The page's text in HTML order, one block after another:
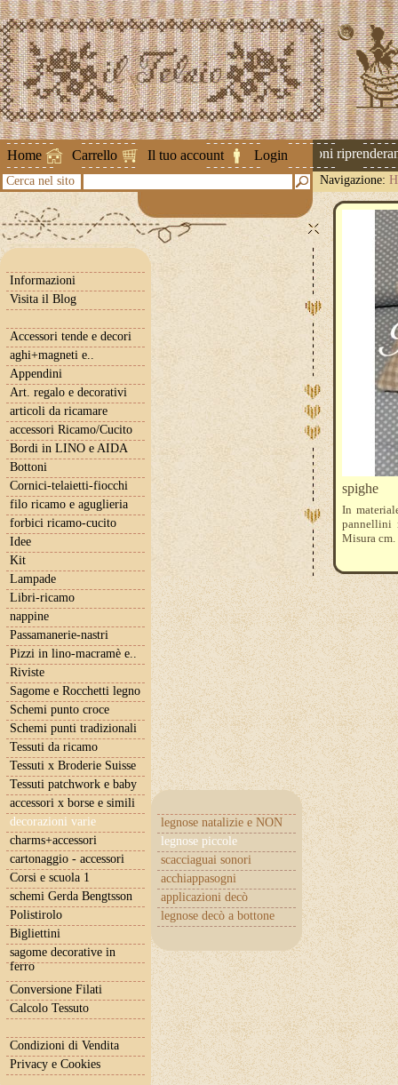
Home Carrello Il tuo account Login
Attenzione ! Le spedizioni
Cerca nel sito Navigazione:
Informazioni
Visita il Blog
Accessori tende e decori
aghi+magneti e..
Appendini
Art. regalo e decorativi
articoli da ricamare
accessori Ricamo/Cucito
Bordi in LINO e AIDA
Bottoni
Cornici-telaietti-fiocchi
filo ricamo e aguglieria
forbici ricamo-cucito
Idee
Kit
Lampade
Libri-ricamo
nappine
Passamanerie-nastri
Pizzi in lino-macramè e..
Riviste
Sagome e Rocchetti legno
Schemi punto croce
Schemi punti tradizionali
Tessuti da ricamo
Tessuti x Broderie Suisse
Tessuti patchwork e baby
accessori x borse e simili
decorazioni varie
legnose natalizie e NON
legnose piccole
scacciaguai sonori
acchiappasogni
applicazioni decò
legnose decò a bottone
charms+accessori
cartonaggio - accessori
Corsi e scuola 1
schemi Gerda Bengtsson
Polistirolo
Bigliettini
sagome decorative in
ferro
Conversione Filati
Calcolo Tessuto
Condizioni di Vendita
Privacy e Cookies
spighe
In
pannellini
Misura cm.